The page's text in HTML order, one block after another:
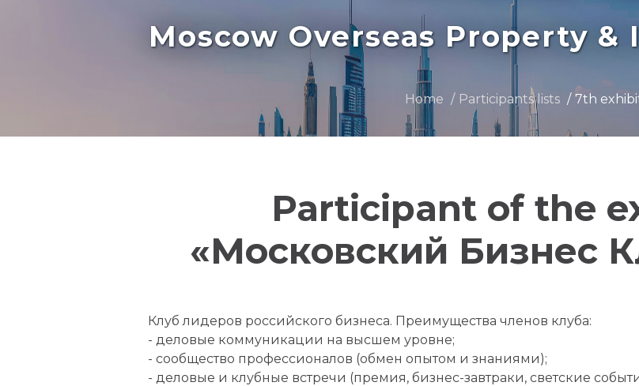
Moscow Overseas Property
Home Participants lists 7th
Participant of the
«Московский Бизнес
Клуб лидеров российского бизнеса. Преимущества членов клуба:
- деловые коммуникации на высшем уровне;
- сообщество профессионалов (обмен опытом и знаниями);
- деловые и клубные встречи (премия, бизнес-завтраки, светские